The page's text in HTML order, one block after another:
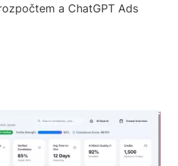
a ChatGPT Ads